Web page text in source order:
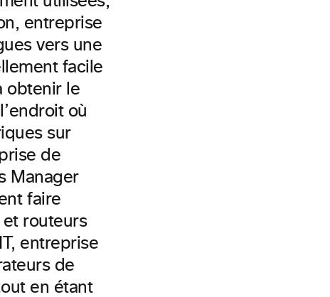
entreprise
vers une
facile
obtenir le
où
sur
de
Manager
faire
et routeurs
entreprise
de
en étant